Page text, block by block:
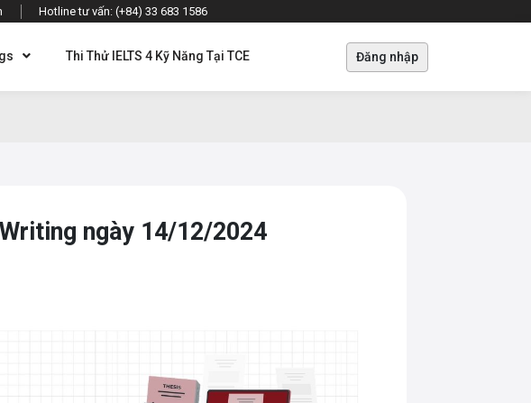
Hotline tư vấn: (+84) 33 683 1586
Thi Thử IELTS 4 Kỹ Năng Tại TCE Đăng nhập
ngày 14/12/2024